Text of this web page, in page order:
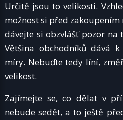
Určitě jsou to velikosti.
možnost si před
dávejte si obzvlášť pozor na
Většina obchodníků dává
míry. Nebuďte tedy líní,
velikost.
Zajímejte se, co dělat v
nebude sedět, a to ještě